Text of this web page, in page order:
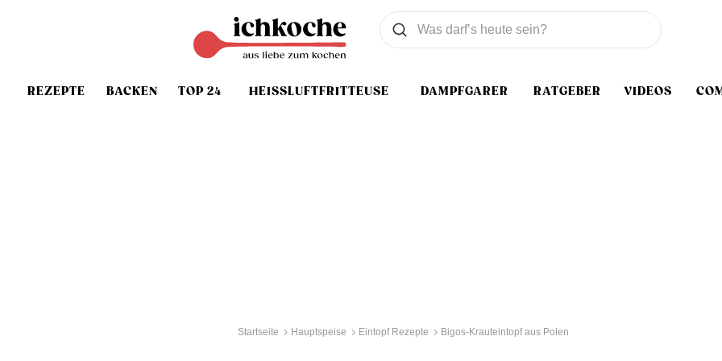
REZEPTE BACKEN TOP 24 HEISSLUFTFRITTEUSE DAMPFGARER RATGEBER VIDEOS
Was wollen Sie suchen
Suchen
Startseite Hauptspeise Eintopf Rezepte Bigos-Krauteintopf aus Polen